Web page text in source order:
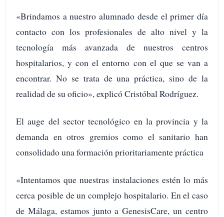
«Brindamos a nuestro alumnado desde el primer día
contacto con los profesionales de alto nivel y la
tecnología más avanzada de nuestros centros
hospitalarios, y con el entorno con el que se van a
encontrar. No se trata de una práctica, sino de la
realidad de su oficio», explicó Cristóbal Rodríguez.
El auge del sector tecnológico en la provincia y la
demanda en otros gremios como el sanitario han
consolidado una formación prioritariamente práctica
«Intentamos que nuestras instalaciones estén lo más
cerca posible de un complejo hospitalario. En el caso
de Málaga, estamos junto a GenesisCare, un centro